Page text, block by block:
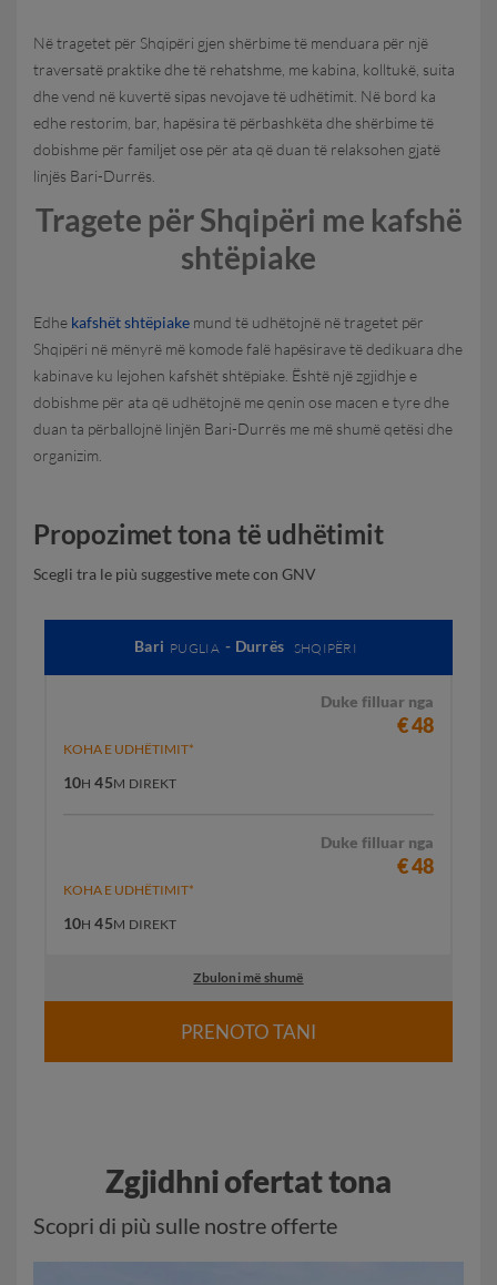
Në tragetet për Shqipëri gjen shërbime të menduara për një
traversatë praktike dhe të rehatshme, me kabina, kolltukë, suita
dhe vend në kuvertë sipas nevojave të udhëtimit. Në bord ka
edhe restorim, bar, hapësira të përbashkëta dhe shërbime të
dobishme për familjet ose për ata që duan të relaksohen gjatë
linjës Bari-Durrës.
Tragete për Shqipëri me kafshë
shtëpiake
Edhe kafshët shtëpiake mund të udhëtojnë në tragetet për
Shqipëri në mënyrë më komode falë hapësirave të dedikuara dhe
kabinave ku lejohen kafshët shtëpiake. Është një zgjidhje e
dobishme për ata që udhëtojnë me qenin ose macen e tyre dhe
duan ta përballojnë linjën Bari-Durrës me më shumë qetësi dhe
organizim.
Propozimet tona të udhëtimit
Scegli tra le più suggestive mete con GNV
Bari PUGLIA - Durrës SHQIPËRI
Duke filluar nga
€ 48
KOHA E UDHËTIMIT*
10H 45M DIREKT
Duke filluar nga
€ 48
KOHA E UDHËTIMIT*
10H 45M DIREKT
Zbuloni më shumë
PRENOTO TANI
Zgjidhni ofertat tona
Scopri di più sulle nostre offerte